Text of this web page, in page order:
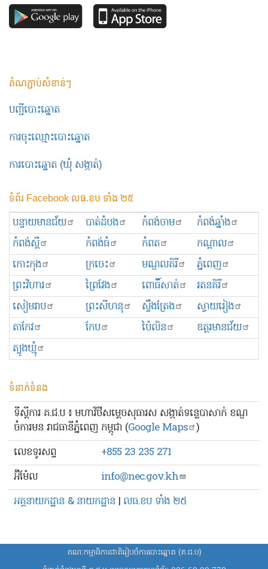
តំណភ្ជាប់សំខាន់ៗ
បញ្ជីបោះឆ្នោត
ការចុះឈ្មោះបោះឆ្នោត
ការបោះឆ្នោត (ឃុំ សង្កាត់)
ទំព័រ Facebook លធ.ខប ទាំង ២៥
បន្ទាយមានជ័យ បាត់ដំបង កំពង់ចាម
កំពង់ឆ្នាំង
កំពង់ស្ពឺ
កំពង់ធំ កំពត
កណ្ដាល
កោះកុង
ក្រចេះ មណ្ឌលគិរី
ភ្នំពេញ
ព្រះ​វិហារ
ព្រៃវែង ពោធិ៍សាត់
រតនគិរី
សៀមរាប
ព្រះសីហនុ ស្ទឹងត្រែង
ស្វាយរៀង
តាកែវ
កែប ប៉ៃលិន
ឧត្ដរមានជ័យ
ត្បូងឃ្មុំ
ទំនាក់ទំនង
ទីស្ដីការ គ.ជ.ប ៖ មហាវិថីសម្ដេចសុធារស សង្កាត់ទន្លេបាសាក់ ខណ្ឌ
ចំការមន រាជធានីភ្នំពេញ កម្ពុជា (Google Maps )
លេខ​ទូរសព្ទ
+855 23 235 271
អ៊ីម៉ែល
info@nec.gov.kh
អគ្គនាយកដ្ឋាន & នាយកដ្ឋាន | លធ.ខប ទាំង ២៥
គណៈកម្មាធិការជាតិរៀបចំការបោះឆ្នោត (គ.ជ.ប)